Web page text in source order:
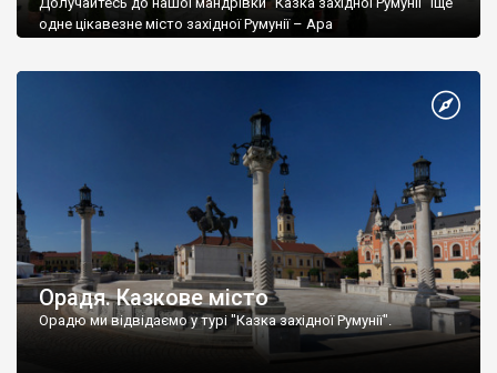
одне цікавезне місто західної Румунії – Ара
Орадя. Казкове місто
Орадю ми відвідаємо у турі "Казка західної Румунії".